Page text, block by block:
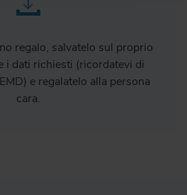
regalo, salvatelo sul proprio
i dati richiesti (ricordatevi di
e regalatelo alla persona
cara.